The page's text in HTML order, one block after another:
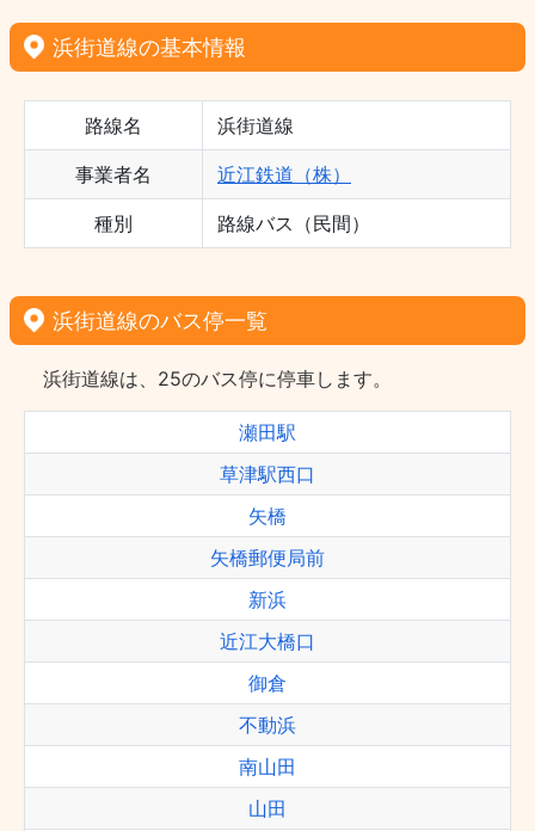
浜街道線の基本情報
路線名 浜街道線
事業者名 近江鉄道（株）
種別 路線バス（民間）
浜街道線のバス停一覧
浜街道線は、25のバス停に停車します。
瀬田駅
草津駅西口
矢橋
矢橋郵便局前
新浜
近江大橋口
御倉
不動浜
南山田
山田